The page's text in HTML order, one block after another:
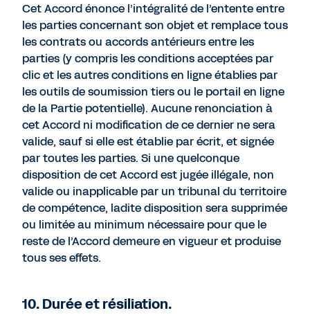
Cet Accord énonce l’intégralité de l’entente entre
les parties concernant son objet et remplace tous
les contrats ou accords antérieurs entre les
parties (y compris les conditions acceptées par
clic et les autres conditions en ligne établies par
les outils de soumission tiers ou le portail en ligne
de la Partie potentielle). Aucune renonciation à
cet Accord ni modification de ce dernier ne sera
valide, sauf si elle est établie par écrit, et signée
par toutes les parties. Si une quelconque
disposition de cet Accord est jugée illégale, non
valide ou inapplicable par un tribunal du territoire
de compétence, ladite disposition sera supprimée
ou limitée au minimum nécessaire pour que le
reste de l’Accord demeure en vigueur et produise
tous ses effets.
10. Durée et résiliation.